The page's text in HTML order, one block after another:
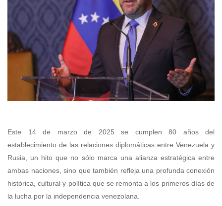
Este 14 de marzo de 2025 se cumplen 80 años del
establecimiento de las relaciones diplomáticas entre Venezuela y
Rusia, un hito que no sólo marca una alianza estratégica entre
ambas naciones, sino que también refleja una profunda conexión
histórica, cultural y política que se remonta a los primeros días de
la lucha por la independencia venezolana.